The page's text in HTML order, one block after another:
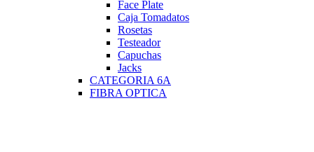
Face Plate
Caja Tomadatos
Rosetas
Testeador
Capuchas
Jacks
CATEGORIA 6A
FIBRA OPTICA